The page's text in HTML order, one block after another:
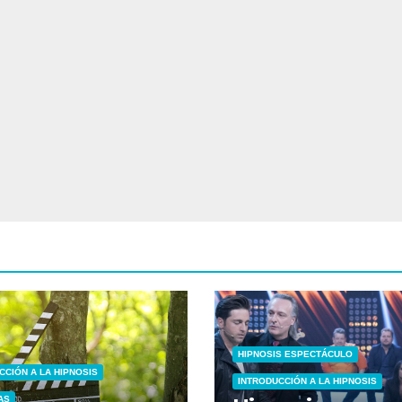
A LA HIPNOSIS
HIPNOSIS ESPECTÁCULO
INTRODUCCIÓN A LA HIPNOSIS